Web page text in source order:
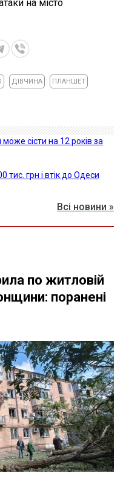
на місто
ДІВЧИНА ПЛАНШЕТ
сісти на 12 років за
тис. грн і втік до Одеси
Всі новини »
по житловій
поранені